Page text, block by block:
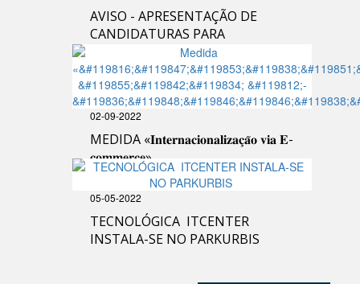
AVISO - APRESENTAÇÃO DE
CANDIDATURAS PARA
NEGOCIAÇÃO DA SEGUINTE
LOCAÇÃO: RESTAURANTE / BAR
02-09-2022
MEDIDA «𝐈𝐧𝐭𝐞𝐫𝐧𝐚𝐜𝐢𝐨𝐧𝐚𝐥𝐢𝐳𝐚𝐜̧𝐚̃𝐨 𝐯𝐢𝐚 𝐄-
𝐜𝐨𝐦𝐦𝐞𝐫𝐜𝐞»
05-05-2022
TECNOLÓGICA ITCENTER
INSTALA-SE NO PARKURBIS